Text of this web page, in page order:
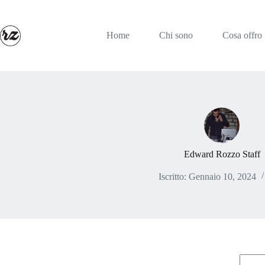
contenuto
Home
Chi sono Cosa offro
Edward Rozzo Staff
Iscritto: Gennaio 10, 2024